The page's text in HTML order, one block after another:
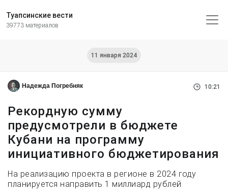
Туапсинские вести
39773 материалов
11 января 2024
Надежда Погребняк 10:21
Рекордную сумму
предусмотрели в бюджете
Кубани на программу
инициативного бюджетирования
На реализацию проекта в регионе в 2024 году
планируется направить 1 миллиард рублей